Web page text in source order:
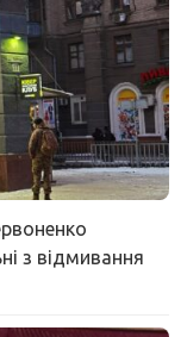
з відмивання